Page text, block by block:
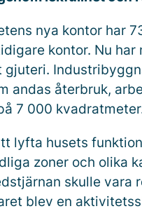
nya kontor har
kontor. Nu
gjuteri.
andas återbruk,
7 000
lyfta husets
zoner och olika
skulle vara
blev en